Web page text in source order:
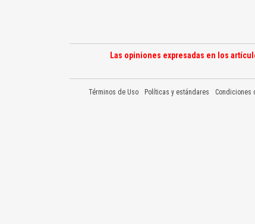
Las opiniones expresadas en los
Términos de Uso Políticas y estándares Condiciones